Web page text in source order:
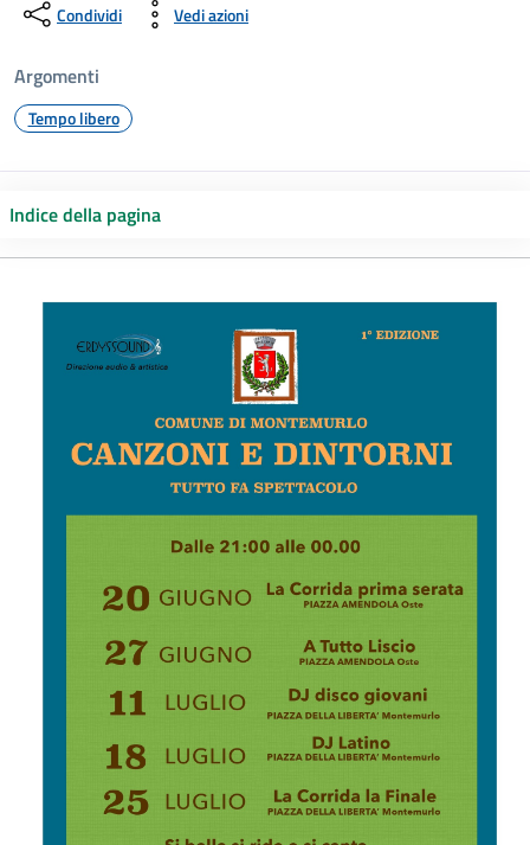
Condividi Vedi azioni
Argomenti
Tempo libero
Indice della pagina